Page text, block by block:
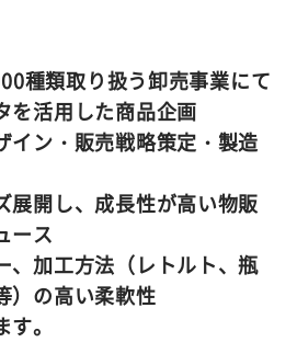
種類取り扱う卸売事業にて
を活用した商品企画
ン・販売戦略策定・製造
開し、成長性が高い物販
ース
加工方法（レトルト、瓶
）の高い柔軟性
。